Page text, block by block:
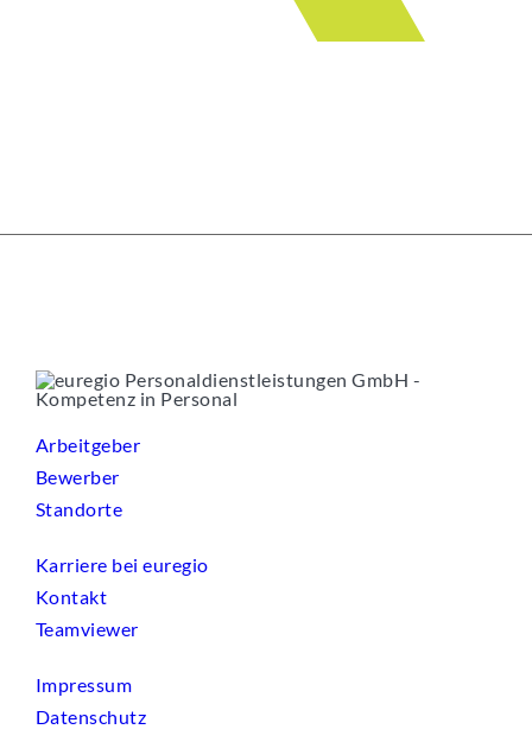
Arbeitgeber
Bewerber
Standorte
Karriere bei euregio
Kontakt
Teamviewer
Impressum
Datenschutz